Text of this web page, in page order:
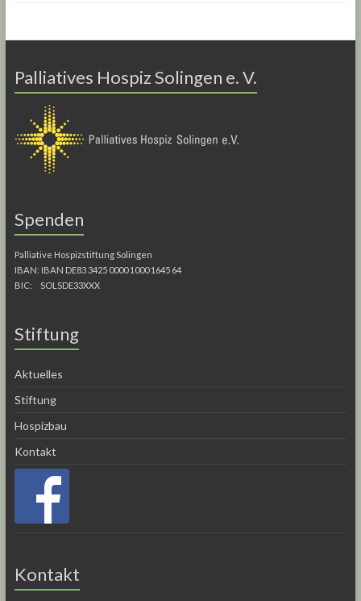
Palliatives Hospiz Solingen e. V.
Spenden
Palliative Hospizstiftung Solingen
IBAN: IBAN DE83 3425 0000 1000 1645 64
BIC: SOLSDE33XXX
Stiftung
Aktuelles
Stiftung
Hospizbau
Kontakt
Kontakt